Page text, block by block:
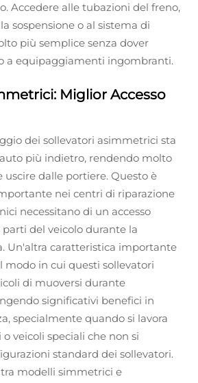
Accedere alle tubazioni del freno,
sospensione o al sistema di
più semplice senza dover
a equipaggiamenti ingombranti.
Miglior Accesso
dei sollevatori asimmetrici sta
più indietro, rendendo molto
uscire dalle portiere. Questo è
nei centri di riparazione
necessitano di un accesso
del veicolo durante la
Un'altra caratteristica importante
modo in cui questi sollevatori
di muoversi durante
significativi benefici in
specialmente quando si lavora
veicoli speciali che non si
standard dei sollevatori.
modelli simmetrici e